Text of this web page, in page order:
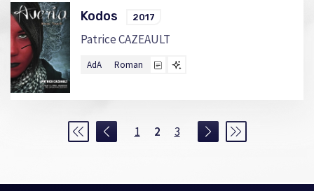
Kodos 2017
Patrice CAZEAULT
AdA Roman
1 2 3